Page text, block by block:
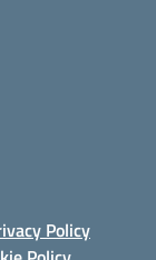
Policy